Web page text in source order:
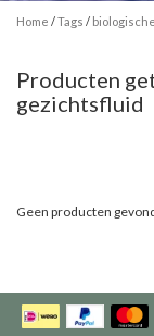
Home /Tags /
Producten
gezichtsfluid
Geen producten